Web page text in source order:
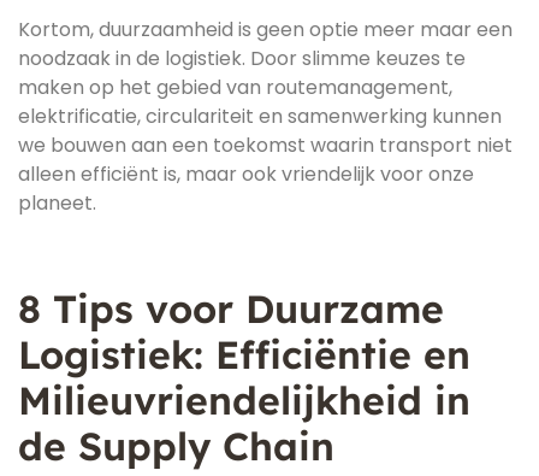
Kortom, duurzaamheid is geen optie meer maar een
noodzaak in de logistiek. Door slimme keuzes te
maken op het gebied van routemanagement,
elektrificatie, circulariteit en samenwerking kunnen
we bouwen aan een toekomst waarin transport niet
alleen efficiënt is, maar ook vriendelijk voor onze
planeet.
8 Tips voor Duurzame
Logistiek: Efficiëntie en
Milieuvriendelijkheid in
de Supply Chain